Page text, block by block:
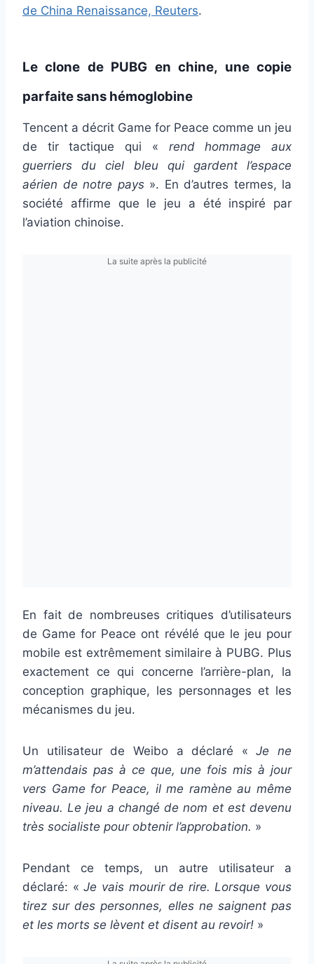
de China Renaissance, Reuters.
Le clone de PUBG en chine, une copie
parfaite sans hémoglobine
Tencent a décrit Game for Peace comme un jeu
de tir tactique qui « rend hommage aux
guerriers du ciel bleu qui gardent l’espace
aérien de notre pays». En d’autres termes, la
société affirme que le jeu a été inspiré par
l’aviation chinoise.
La suite après la publicité
En fait de nombreuses critiques d’utilisateurs
de Game for Peace ont révélé que le jeu pour
mobile est extrêmement similaire à PUBG. Plus
exactement ce qui concerne l’arrière-plan, la
conception graphique, les personnages et les
mécanismes du jeu.
Un utilisateur de Weibo a déclaré «Je ne
m’attendais pas à ce que, une fois mis à jour
vers Game for Peace, il me ramène au même
niveau. Le jeu a changé de nom et est devenu
très socialiste pour obtenir l’approbation. »
Pendant ce temps, un autre utilisateur a
déclaré: «Je vais mourir de rire. Lorsque vous
tirez sur des personnes, elles ne saignent pas
et les morts se lèvent et disent au revoir! »